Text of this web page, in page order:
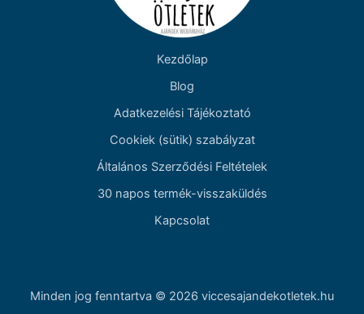
Kezdőlap
Blog
Adatkezelési Tájékoztató
Cookiek (sütik) szabályzat
Általános Szerződési Feltételek
30 napos termék-visszaküldés
Kapcsolat
Minden jog fenntartva © 2026 viccesajandekotletek.hu